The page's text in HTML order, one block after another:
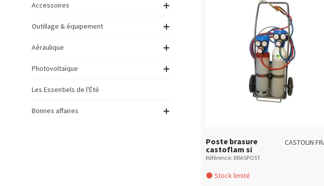
Accessoires
Outillage & équipement
Aéraulique
Photovoltaïque
Les Essentiels de l'Été
Bonnes affaires
Poste brasure
castoflam si
CASTOLIN
Référence: BRASPOST
Stock limité